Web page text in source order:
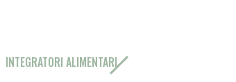
INTEGRATORI ALIMENTARI